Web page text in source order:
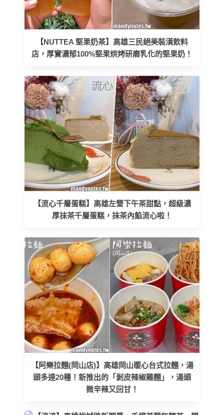
【NUTTEA 堅果奶茶】高雄三民絕美裝潢飲料
店，厚實濃郁100%堅果烘烤研磨乳化的堅果奶！
【流心千層蛋糕】高雄左營下午茶甜點，超級濃
厚抹茶千層蛋糕，抹茶內餡流心啦！
【阿樂拉麵(岡山店)】高雄岡山暖心台式拉麵，湯
頭多達20種！新推出的「剝皮辣椒雞麵」，湯頭
微辛辣又回甘！